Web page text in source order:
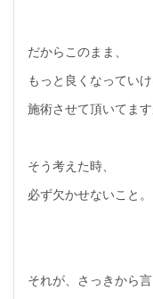
だからこのまま、
もっと良くなってい
施術させて頂いてます
そう考えた時、
必ず欠かせないこと。
それが、さっきから言